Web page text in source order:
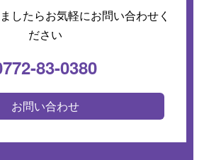
したらお気軽にお問い合わせく
ださい
83-0380
お問い合わせ